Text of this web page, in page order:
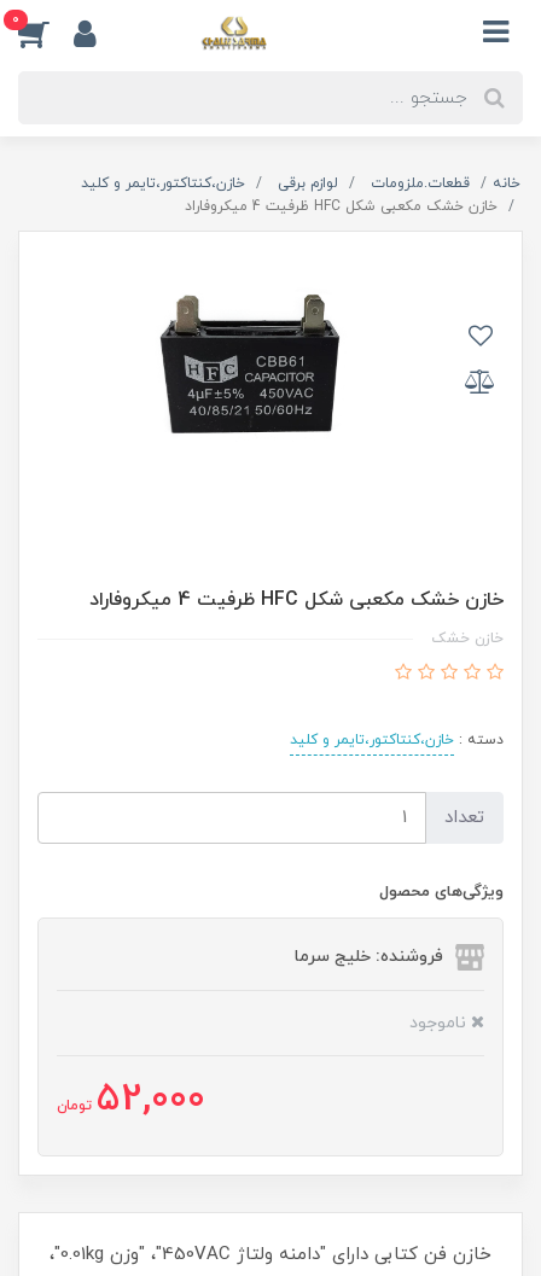
0
خانه قطعات.ملزومات لوازم برقی
خازن،کنتاکتور،تایمر و کلید
خازن خشک مکعبی شکل HFC ظرفیت 4 میکروفاراد
خازن خشک مکعبی شکل HFC ظرفیت 4 میکروفاراد
خازن خشک
دسته : خازن،کنتاکتور،تایمر و کلید
تعداد
ویژگی‌های محصول
فروشنده: خلیج سرما
ناموجود
52,000 تومان
خازن فن‌ کتابی دارای "دامنه ولتاژ 450VAC"، "وزن 0.01kg"،